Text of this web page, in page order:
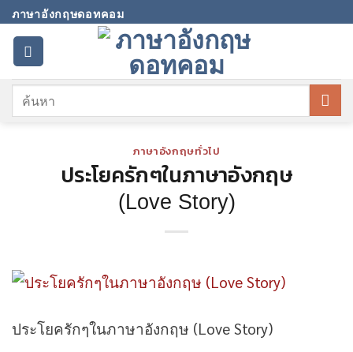
Skip
content
ภาษาอังกฤษดอทคอม
ภาษาอังกฤษทั่วไป
ประโยครักๆในภาษาอังกฤษ
(Love Story)
ประโยครักๆในภาษาอังกฤษ (Love Story)